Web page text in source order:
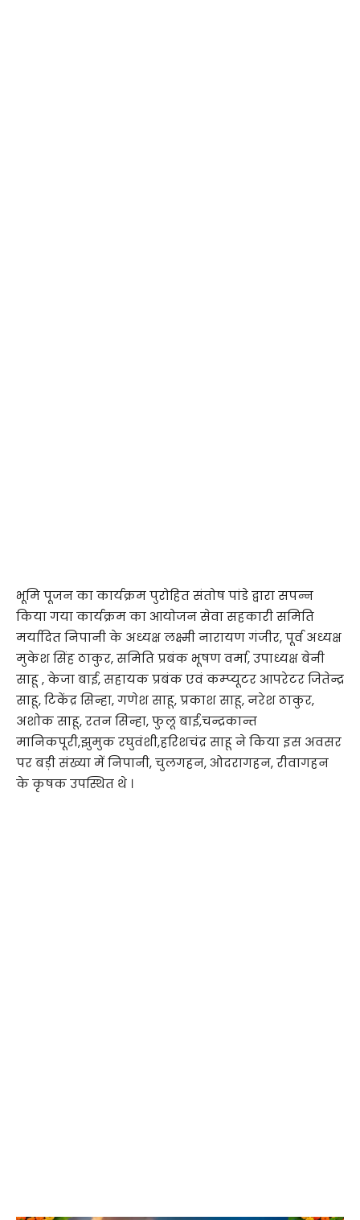
भूमि पूजन का कार्यक्रम पुरोहित संतोष पांडे द्वारा सपन्न
किया गया कार्यक्रम का आयोजन सेवा सहकारी समिति
मर्यादित निपानी के अध्यक्ष लक्ष्मी नारायण गंजीर, पूर्व अध्यक्ष
मुकेश सिंह ठाकुर, समिति प्रबंक भूषण वर्मा, उपाध्यक्ष बेनी
साहू , केजा बाई, सहायक प्रबंक एवं कम्प्यूटर आपरेटर जितेन्द्र
साहू, टिकेंद्र सिन्हा, गणेश साहू, प्रकाश साहू, नरेश ठाकुर,
अशोक साहू, रतन सिन्हा, फुलू बाई,चन्द्रकान्त
मानिकपूरी,झुमुक रघुवंशी,हरिशचंद्र साहू ने किया इस अवसर
पर बड़ी संख्या में निपानी, चुलगहन, ओदरागहन, रीवागहन
के कृषक उपस्थित थे ।